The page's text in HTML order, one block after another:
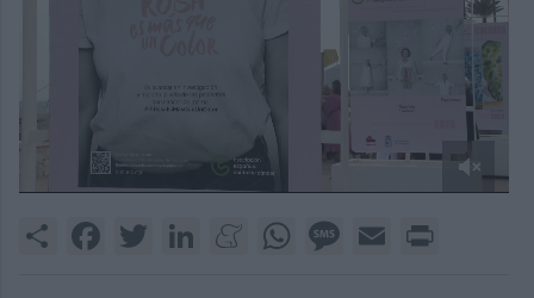
2
Share FacebookTwitter LinkedInMeneameWhatsAppMessage
Email